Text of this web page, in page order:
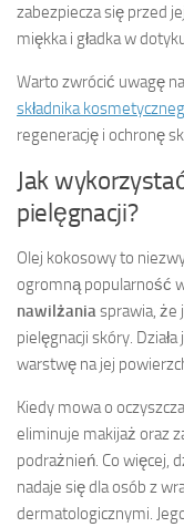
zabezpiecza się przed
miękka i gładka w
Warto zwrócić uwagę
składnika
regenerację i ochronę
Jak
pielęgnacji?
Olej kokosowy to
ogromną popularność
nawilżaniasprawia, że
pielęgnacji skóry.
warstwę na jej
Kiedy mowa o
eliminuje makijaż oraz
podrażnień. Co więcej,
nadaje się dla osób z
dermatologicznymi.